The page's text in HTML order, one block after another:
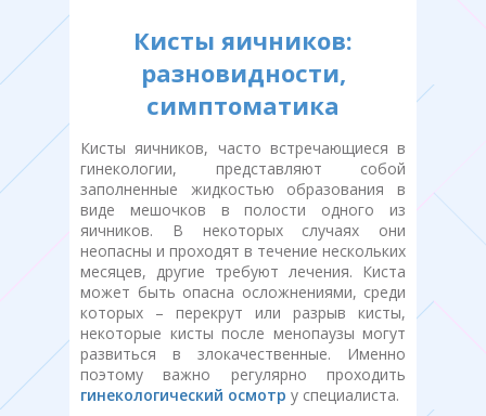
Кисты яичников:
разновидности,
симптоматика
Кисты яичников, часто встречающиеся в
гинекологии, представляют собой
заполненные жидкостью образования в
виде мешочков в полости одного из
яичников. В некоторых случаях они
неопасны и проходят в течение нескольких
месяцев, другие требуют лечения. Киста
может быть опасна осложнениями, среди
которых – перекрут или разрыв кисты,
некоторые кисты после менопаузы могут
развиться в злокачественные. Именно
поэтому важно регулярно проходить
гинекологический осмотр у специалиста.